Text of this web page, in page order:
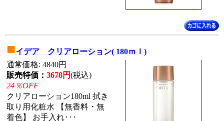
■イデア クリアローション( 180ｍｌ)
通常価格: 4840円
販売特価： 3678円(税込)
24％OFF
クリアローション180ml 拭き
取り用化粧水 【無香料・無
着色】 お手入れ･･･